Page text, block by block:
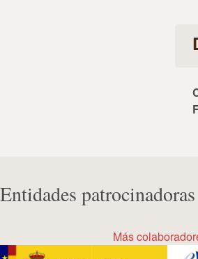
Entidades patrocinadoras
Más